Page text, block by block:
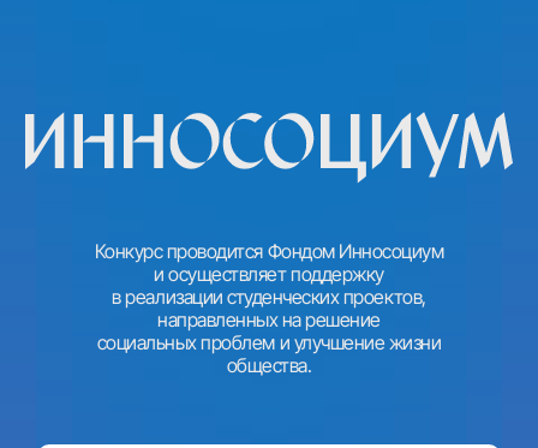
Конкурс проводится Фондом Инносоциум
и осуществляет поддержку
в реализации студенческих проектов,
направленных на решение
социальных проблем и улучшение жизни
общества.